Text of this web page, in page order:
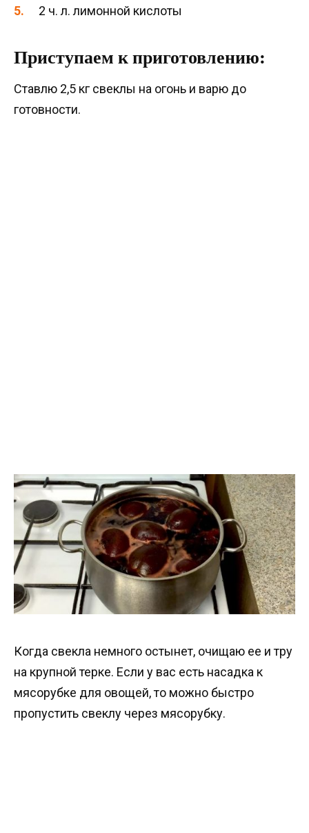
2 ч. л. лимонной кислоты
Приступаем к приготовлению:
Ставлю 2,5 кг свеклы на огонь и варю до
готовности.
Когда свекла немного остынет, очищаю ее и тру
на крупной терке. Если у вас есть насадка к
мясорубке для овощей, то можно быстро
пропустить свеклу через мясорубку.